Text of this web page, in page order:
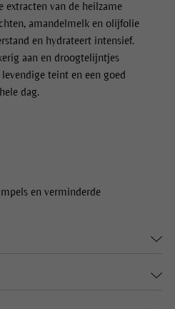
extracten van de heilzame
amandelmelk en olijfolie
en hydrateert intensief.
aan en droogtelijntjes
teint en een goed
dag.
en verminderde